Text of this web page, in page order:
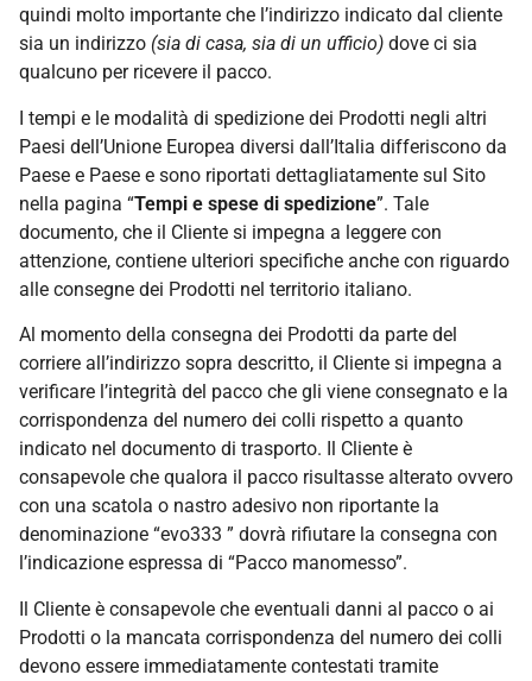
quindi molto importante che l’indirizzo indicato dal cliente
sia un indirizzo (sia di casa, sia di un ufficio) dove ci sia
qualcuno per ricevere il pacco.
I tempi e le modalità di spedizione dei Prodotti negli altri
Paesi dell’Unione Europea diversi dall’Italia differiscono da
Paese e Paese e sono riportati dettagliatamente sul Sito
nella pagina “Tempi e spese di spedizione”. Tale
documento, che il Cliente si impegna a leggere con
attenzione, contiene ulteriori specifiche anche con riguardo
alle consegne dei Prodotti nel territorio italiano.
Al momento della consegna dei Prodotti da parte del
corriere all’indirizzo sopra descritto, il Cliente si impegna a
verificare l’integrità del pacco che gli viene consegnato e la
corrispondenza del numero dei colli rispetto a quanto
indicato nel documento di trasporto. Il Cliente è
consapevole che qualora il pacco risultasse alterato ovvero
con una scatola o nastro adesivo non riportante la
denominazione “evo333 ” dovrà rifiutare la consegna con
l’indicazione espressa di “Pacco manomesso”.
Il Cliente è consapevole che eventuali danni al pacco o ai
Prodotti o la mancata corrispondenza del numero dei colli
devono essere immediatamente contestati tramite